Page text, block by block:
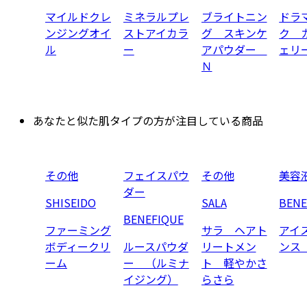
マイルドクレ
ンジングオイ
ル
ミネラルプレ
ストアイカラ
ー
ブライトニン
グ スキンケ
アパウダー
Ｎ
ドラ
ク
ェ
あなたと似た肌タイプの方が注目している商品
その他
SHISEIDO
ファーミング
ボディークリ
ーム
フェイスパウ
ダー
BENEFIQUE
ルースパウダ
ー （ルミナ
イジング）
その他
SALA
サラ ヘアト
リートメン
ト 軽やかさ
らさら
美容
アイ
ン